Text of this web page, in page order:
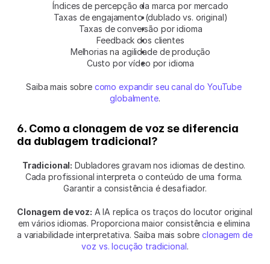
Índices de percepção da marca por mercado
Taxas de engajamento (dublado vs. original)
Taxas de conversão por idioma
Feedback dos clientes
Melhorias na agilidade de produção
Custo por vídeo por idioma
Saiba mais sobre como expandir seu canal do YouTube
globalmente.
6. Como a clonagem de voz se diferencia
da dublagem tradicional?
Tradicional: Dubladores gravam nos idiomas de destino.
Cada profissional interpreta o conteúdo de uma forma.
Garantir a consistência é desafiador.
Clonagem de voz: A IA replica os traços do locutor original
em vários idiomas. Proporciona maior consistência e elimina
a variabilidade interpretativa. Saiba mais sobre clonagem de
voz vs. locução tradicional.